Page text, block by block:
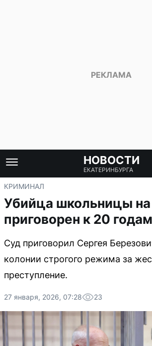
НОВОСТИ
ЕКАТЕРИНБУРГА
КРИМИНАЛ
Убийца школьницы на
приговорен к 20
Суд приговорил Сергея
колонии строгого режима за
преступление.
27 января, 2026, 07:28 23